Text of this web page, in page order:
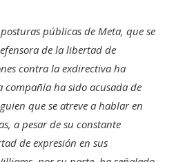
públicas de Meta, que se
de la libertad de
contra la exdirectiva ha
compañía ha sido acusada de
que se atreve a hablar en
a pesar de su constante
de expresión en sus